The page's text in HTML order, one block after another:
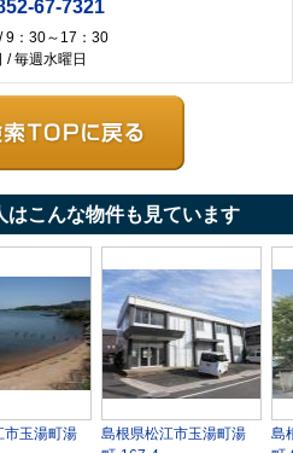
67-7321
9：30～17：30
/ 毎週水曜日
はこんな物件も見ています
市玉湯町湯
島根県松江市玉湯町湯
島